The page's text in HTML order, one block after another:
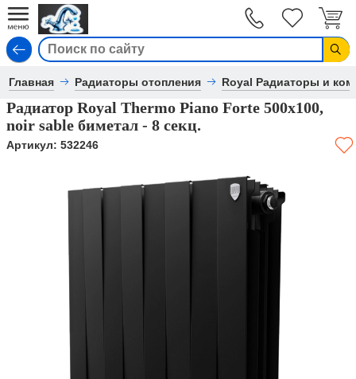
Главная Радиаторы отопления Royal Радиаторы и
Радиатор Royal Thermo Piano Forte 500х100,
noir sable биметал - 8 секц.
Артикул: 532246